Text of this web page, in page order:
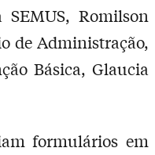
Romilson
de Administração,
Básica, Glaucia
formulários em